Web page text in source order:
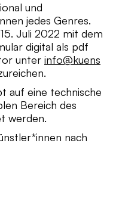
und
jedes Genres.
Juli 2022 mit dem
digital als pdf
unter info@kuens
auf eine technische
Bereich des
werden.
nach